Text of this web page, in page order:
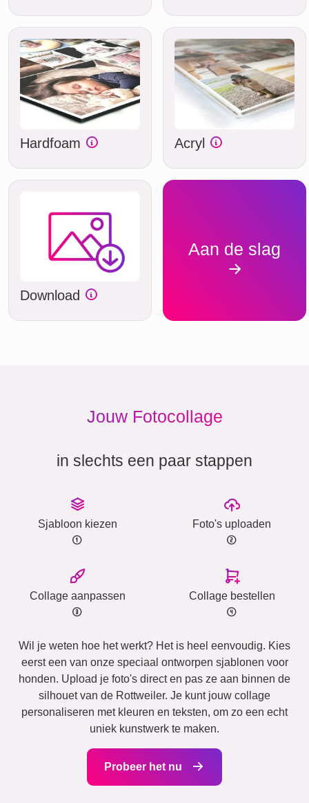
Hardfoam Acryl
Download
Aan de slag
Jouw Fotocollage
in slechts een paar stappen
Sjabloon kiezen Foto's uploaden
Collage aanpassen Collage bestellen
Wil je weten hoe het werkt? Het is heel eenvoudig. Kies
eerst een van onze speciaal ontworpen sjablonen voor
honden. Upload je foto's direct en pas ze aan binnen de
silhouet van de Rottweiler. Je kunt jouw collage
personaliseren met kleuren en teksten, om zo een echt
uniek kunstwerk te maken.
Probeer het nu